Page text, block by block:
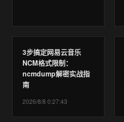
3步搞定网易云音乐
NCM格式限制：
ncmdump解密实战指
南
2026/8/8 0:27:43